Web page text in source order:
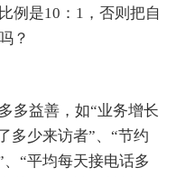
例是10：1，否则把自
？
多益善，如“业务增长
多少来访者”、“节约
“平均每天接电话多